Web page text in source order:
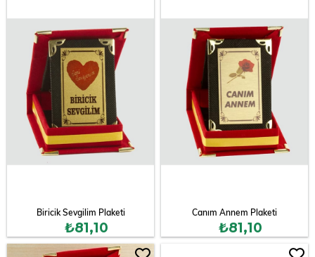
Biricik Sevgilim Plaketi
₺81,10
Canım Annem Plaketi
₺81,10